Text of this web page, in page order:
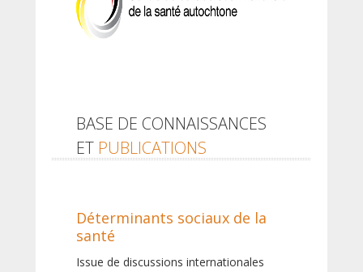
BASE DE CONNAISSANCES
ET PUBLICATIONS
Déterminants sociaux de la
santé
Issue de discussions internationales